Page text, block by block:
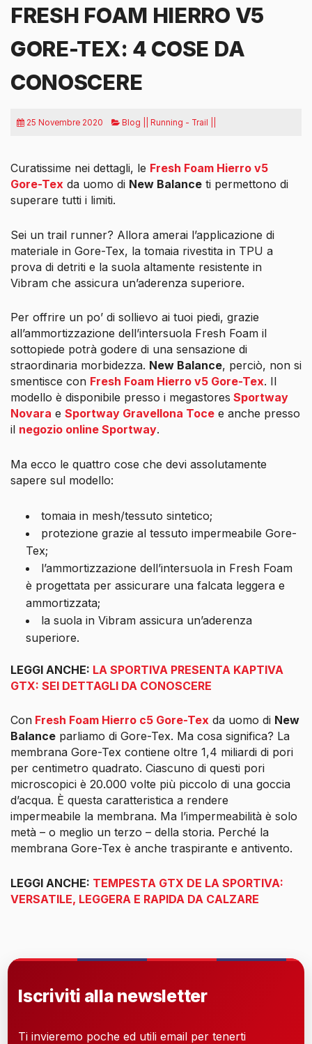
FRESH FOAM HIERRO V5
GORE-TEX: 4 COSE DA
CONOSCERE
25 Novembre 2020 Blog || Running - Trail ||
Curatissime nei dettagli, le Fresh Foam Hierro v5
Gore-Tex da uomo di New Balance ti permettono di
superare tutti i limiti.
Sei un trail runner? Allora amerai l’applicazione di
materiale in Gore-Tex, la tomaia rivestita in TPU a
prova di detriti e la suola altamente resistente in
Vibram che assicura un’aderenza superiore.
Per offrire un po’ di sollievo ai tuoi piedi, grazie
all’ammortizzazione dell’intersuola Fresh Foam il
sottopiede potrà godere di una sensazione di
straordinaria morbidezza. New Balance, perciò, non si
smentisce con Fresh Foam Hierro v5 Gore-Tex. Il
modello è disponibile presso i megastores Sportway
Novara e Sportway Gravellona Toce e anche presso
il negozio online Sportway.
Ma ecco le quattro cose che devi assolutamente
sapere sul modello:
tomaia in mesh/tessuto sintetico;
protezione grazie al tessuto impermeabile Gore-
Tex;
l’ammortizzazione dell’intersuola in Fresh Foam
è progettata per assicurare una falcata leggera e
ammortizzata;
la suola in Vibram assicura un’aderenza
superiore.
LEGGI ANCHE: LA SPORTIVA PRESENTA KAPTIVA
GTX: SEI DETTAGLI DA CONOSCERE
Con Fresh Foam Hierro c5 Gore-Tex da uomo di New
Balance parliamo di Gore-Tex. Ma cosa significa? La
membrana Gore-Tex contiene oltre 1,4 miliardi di pori
per centimetro quadrato. Ciascuno di questi pori
microscopici è 20.000 volte più piccolo di una goccia
d’acqua. È questa caratteristica a rendere
impermeabile la membrana. Ma l’impermeabilità è solo
metà – o meglio un terzo – della storia. Perché la
membrana Gore-Tex è anche traspirante e antivento.
LEGGI ANCHE: TEMPESTA GTX DE LA SPORTIVA:
VERSATILE, LEGGERA E RAPIDA DA CALZARE
Iscriviti alla newsletter
Ti invieremo poche ed utili email per tenerti